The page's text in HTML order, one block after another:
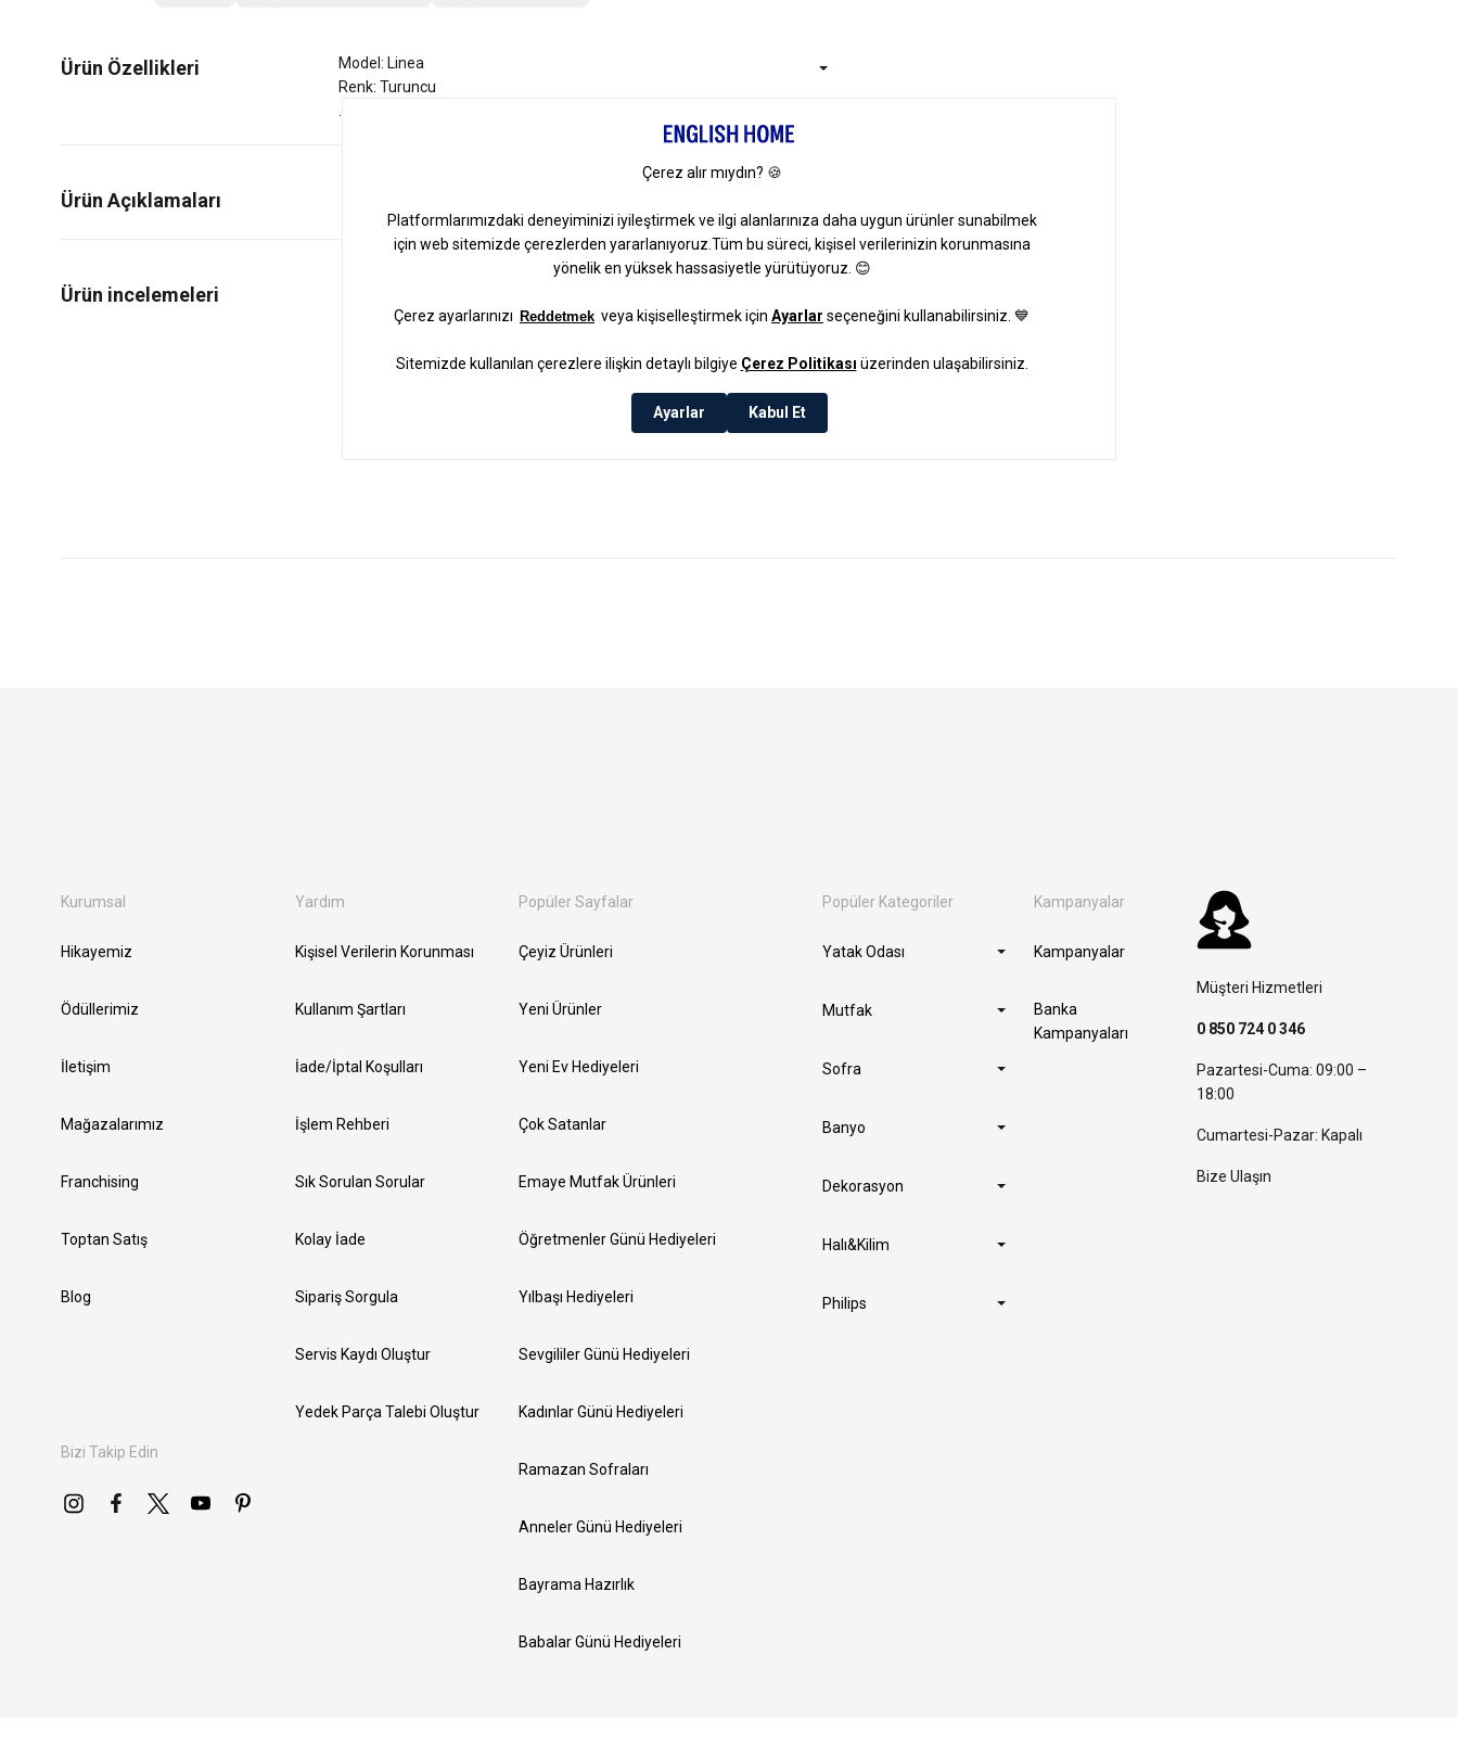
Ürün Özellikleri
Model: Linea
Renk: Turuncu
Ürün Açıklamaları
Kurumsal
Hikayemiz
Ödüllerimiz
İletişim
Mağazalarımız
Franchising
Toptan Satış
Blog
Bizi Takip Edin
Yardım
Kişisel Verilerin Korunması
Kullanım Şartları
İade/İptal Koşulları
İşlem Rehberi
Sık Sorulan Sorular
Kolay İade
Sipariş Sorgula
Servis Kaydı Oluştur
Yedek Parça Talebi Oluştur
Popüler Sayfalar
Çeyiz Ürünleri
Yeni Ürünler
Yeni Ev Hediyeleri
Çok Satanlar
Emaye Mutfak Ürünleri
Öğretmenler Günü Hediyeleri
Yılbaşı Hediyeleri
Sevgililer Günü Hediyeleri
Kadınlar Günü Hediyeleri
Ramazan Sofraları
Anneler Günü Hediyeleri
Bayrama Hazırlık
Babalar Günü Hediyeleri
Popüler Kategoriler
Yatak Odası
Mutfak
Sofra
Banyo
Dekorasyon
Halı&Kilim
Philips
Kampanyalar
Kampanyalar
Banka
Kampanyaları
Müşteri Hizmetleri
0 850 724 0 346
Pazartesi-Cuma: 09:00 –
18:00
Cumartesi-Pazar: Kapalı
Bize Ulaşın